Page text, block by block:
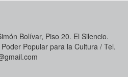
Bolívar, Piso 20. El Silencio.
Popular para la Cultura / Tel.